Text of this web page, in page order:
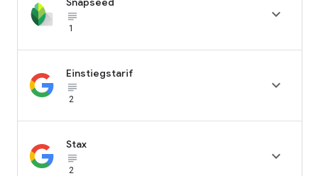
subject_black
1

Einstiegstarif
subject_black
2

Stax
subject_black
2
